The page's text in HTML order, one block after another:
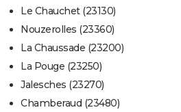
Le Chauchet (23130)
Nouzerolles (23360)
La Chaussade (23200)
La Pouge (23250)
Jalesches (23270)
Chamberaud (23480)